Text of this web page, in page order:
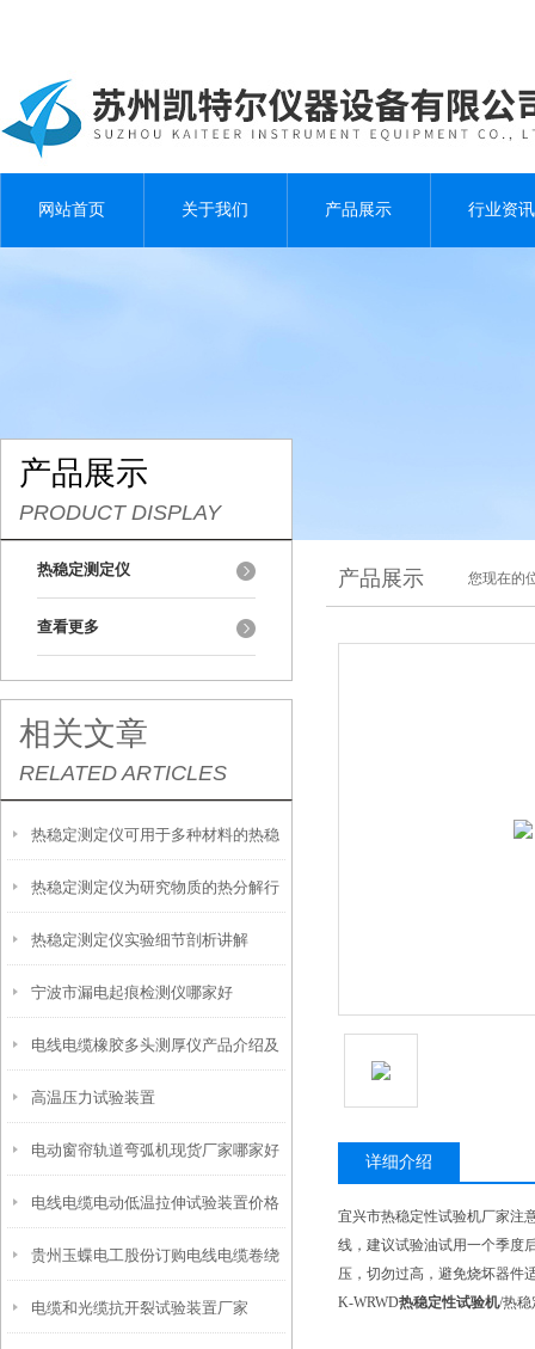
网站首页 关于我们 产品展示 行业资讯
产品展示
PRODUCT DISPLAY
热稳定测定仪
查看更多
相关文章
RELATED ARTICLES
热稳定测定仪可用于多种材料的热稳
定性测试
热稳定测定仪为研究物质的热分解行
为提供了有力支持
热稳定测定仪实验细节剖析讲解
宁波市漏电起痕检测仪哪家好
电线电缆橡胶多头测厚仪产品介绍及
使用方法
高温压力试验装置
电动窗帘轨道弯弧机现货厂家哪家好
呢？
电线电缆电动低温拉伸试验装置价格
贵州玉蝶电工股份订购电线电缆卷绕
扭转试验机
电缆和光缆抗开裂试验装置厂家
产品展示 您现在的
详细介绍
宜兴市热稳定性试验机厂家注
线，建议试验油试用一个季度
压，切勿过高，避免烧坏器件
K-WRWD热稳定性试验机/热稳